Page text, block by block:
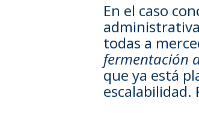
En el caso
todas a
fermentación
que ya está
escalabilidad.